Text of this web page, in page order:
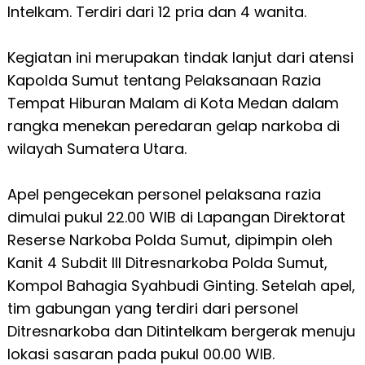
Intelkam. Terdiri dari 12 pria dan 4 wanita.
Kegiatan ini merupakan tindak lanjut dari atensi
Kapolda Sumut tentang Pelaksanaan Razia
Tempat Hiburan Malam di Kota Medan dalam
rangka menekan peredaran gelap narkoba di
wilayah Sumatera Utara.
Apel pengecekan personel pelaksana razia
dimulai pukul 22.00 WIB di Lapangan Direktorat
Reserse Narkoba Polda Sumut, dipimpin oleh
Kanit 4 Subdit III Ditresnarkoba Polda Sumut,
Kompol Bahagia Syahbudi Ginting. Setelah apel,
tim gabungan yang terdiri dari personel
Ditresnarkoba dan Ditintelkam bergerak menuju
lokasi sasaran pada pukul 00.00 WIB.